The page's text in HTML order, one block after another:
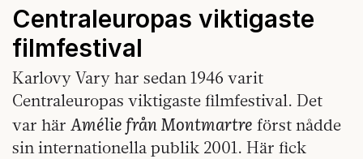
Centraleuropas viktigaste
filmfestival
Karlovy Vary har sedan 1946 varit
Centraleuropas viktigaste filmfestival. Det
var här Amélie från Montmartre först nådde
sin internationella publik 2001. Här fick